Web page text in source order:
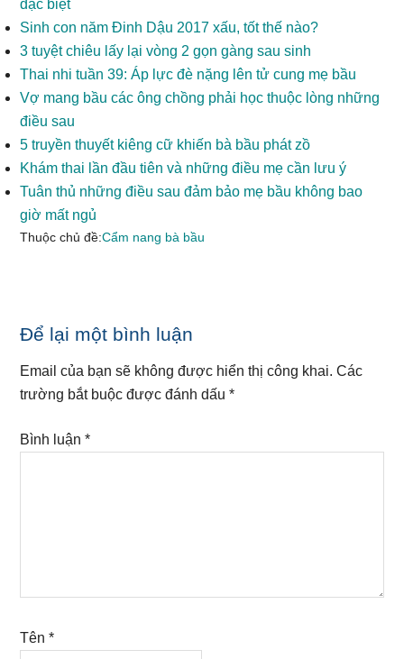
đặc biệt
Sinh con năm Đinh Dậu 2017 xấu, tốt thế nào?
3 tuyệt chiêu lấy lại vòng 2 gọn gàng sau sinh
Thai nhi tuần 39: Áp lực đè nặng lên tử cung mẹ bầu
Vợ mang bầu các ông chồng phải học thuộc lòng những
điều sau
5 truyền thuyết kiêng cữ khiến bà bầu phát zồ
Khám thai lần đầu tiên và những điều mẹ cần lưu ý
Tuân thủ những điều sau đảm bảo mẹ bầu không bao
giờ mất ngủ
Thuộc chủ đề:Cẩm nang bà bầu
Reader
Interactions
Để lại một bình luận
Email của bạn sẽ không được hiển thị công khai. Các
trường bắt buộc được đánh dấu*
Bình luận*
Tên*